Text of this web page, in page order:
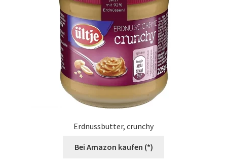
Erdnussbutter, crunchy
Bei Amazon kaufen (*)